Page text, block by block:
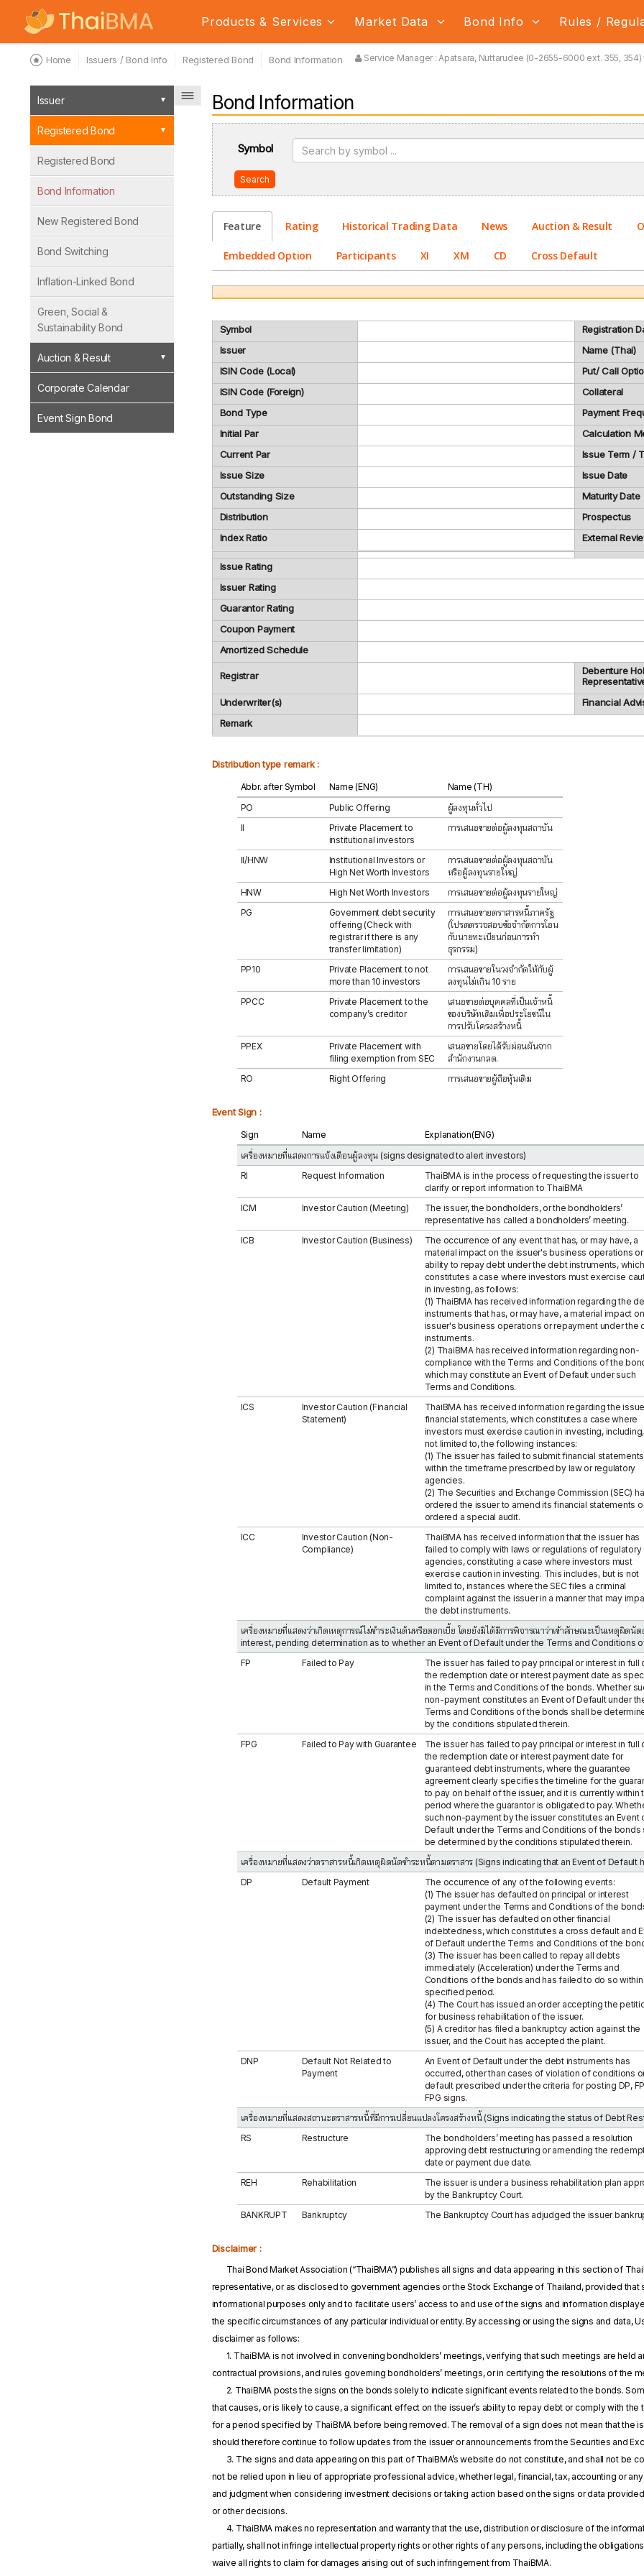
Products & Services Market Data Bond Info Rules /
Home Issuers / Bond Info Registered Bond Bond Information Service Manager : Apatsara, Nuttarudee (0-2655-6000 ext. 355,
Issuer
Registered Bond
Registered Bond
Bond Information
New Registered Bond
Bond Switching
Inflation-Linked Bond
Green, Social &
Sustainability Bond
Auction & Result
Corporate Calendar
Event Sign Bond
Bond Information
Symbol
Search
Feature Rating Historical Trading Data News Auction & Result
Embedded Option Participants XI XM CD Cross Default
Symbol
Registration
Issuer
Name (Thai)
ISIN Code (Local)
Put/ Call
ISIN Code (Foreign)
Collateral
Bond Type
Payment
Initial Par
Calculation
Current Par
Issue Term /
Issue Size
Issue Date
Outstanding Size
Maturity Date
Distribution
Prospectus
Index Ratio
External
Issue Rating
Issuer Rating
Guarantor Rating
Coupon Payment
Amortized Schedule
Registrar
Debenture
Underwriter(s)
Financial
Remark
Distribution type remark :
Abbr. after Symbol Name (ENG)
Name (TH)
PO
Public Offering
ผู้ลงทุนทั่วไป
II
Private Placement to
institutional investors
การเสนอขายต่อผู้ลงทุนสถาบัน
II/HNW
Institutional Investors or
High Net Worth Investors
การเสนอขายต่อผู้ลงทุนสถาบัน
หรือผู้ลงทุนรายใหญ่
HNW
High Net Worth Investors
การเสนอขายต่อผู้ลงทุนรายใหญ่
PG
Government debt security
offering (Check with
registrar if there is any
transfer limitation)
การเสนอขายตราสารหนี้ภาครัฐ
(โปรดตรวจสอบข้อจำกัดการโอน
กับนายทะเบียนก่อนการทำ
ธุรกรรม)
PP10
Private Placement to not
more than 10 investors
การเสนอขายในวงจำกัดให้กับผู้
ลงทุนไม่เกิน 10 ราย
PPCC
Private Placement to the
company’s creditor
เสนอขายต่อบุคคลที่เป็นเจ้าหนี้
ของบริษัทเดิมเพื่อประโยชน์ใน
การปรับโครงสร้างหนี้
PPEX
Private Placement with
filing exemption from SEC
เสนอขายโดยได้รับผ่อนผันจาก
สำนักงานกลต.
RO
Right Offering การเสนอขายผู้ถือหุ้นเดิม
Event Sign :
Sign Name Explanation(ENG)
เครื่องหมายที่แสดงการแจ้งเตือนผู้ลงทุน (signs designated to alert investors)
RI
Request Information
ThaiBMA is in the process of requesting the issuer to
clarify or report information to ThaiBMA
ICM
Investor Caution (Meeting)
The issuer, the bondholders, or the bondholders’
representative has called a bondholders’ meeting.
ICB Investor Caution (Business)
The occurrence of any event that has, or may have, a
material impact on the issuer's business operations
ability to repay debt under the debt instruments, which
constitutes a case where investors must exercise
in investing, as follows:
(1) ThaiBMA has received information regarding the
instruments that has, or may have, a material impact
issuer's business operations or repayment under the
instruments.
(2) ThaiBMA has received information regarding non-
compliance with the Terms and Conditions of the
which may constitute an Event of Default under such
Terms and Conditions.
ICS
Investor Caution (Financial
Statement)
ThaiBMA has received information regarding the
financial statements, which constitutes a case where
investors must exercise caution in investing,
not limited to, the following instances:
(1) The issuer has failed to submit financial statements
within the timeframe prescribed by law or regulatory
agencies.
(2) The Securities and Exchange Commission (SEC)
ordered the issuer to amend its financial statements
ordered a special audit.
ICC
Investor Caution (Non-
Compliance)
ThaiBMA has received information that the issuer has
failed to comply with laws or regulations of regulatory
agencies, constituting a case where investors must
exercise caution in investing. This includes, but is not
limited to, instances where the SEC files a criminal
complaint against the issuer in a manner that may
the debt instruments.
เครื่องหมายที่แสดงว่าเกิดเหตุการณ์ไม่ชำระเงินต้นหรือดอกเบี้ย โดยยังมิได้มีการพิจารณาว่าเข้าลักษณะเป็นเหตุ
interest, pending determination as to whether an Event of Default under the Terms and Conditions
FP
Failed to Pay
The issuer has failed to pay principal or interest in full
the redemption date or interest payment date as
in the Terms and Conditions of the bonds. Whether
non-payment constitutes an Event of Default under
Terms and Conditions of the bonds shall be
by the conditions stipulated therein.
FPG Failed to Pay with Guarantee
The issuer has failed to pay principal or interest in full
the redemption date or interest payment date for
guaranteed debt instruments, where the guarantee
agreement clearly specifies the timeline for the
to pay on behalf of the issuer, and it is currently within
period where the guarantor is obligated to pay.
such non-payment by the issuer constitutes an Event
Default under the Terms and Conditions of the bonds
be determined by the conditions stipulated therein.
เครื่องหมายที่แสดงว่าตราสารหนี้เกิดเหตุผิดนัดชำระหนี้ตามตราสาร (Signs indicating that an Event of Default
DP
Default Payment
The occurrence of any of the following events:
(1) The issuer has defaulted on principal or interest
payment under the Terms and Conditions of the
(2) The issuer has defaulted on other financial
indebtedness, which constitutes a cross default and
of Default under the Terms and Conditions of the
(3) The issuer has been called to repay all debts
immediately (Acceleration) under the Terms and
Conditions of the bonds and has failed to do so
specified period.
(4) The Court has issued an order accepting the
for business rehabilitation of the issuer.
(5) A creditor has filed a bankruptcy action against the
issuer, and the Court has accepted the plaint.
DNP
Default Not Related to
Payment
An Event of Default under the debt instruments has
occurred, other than cases of violation of conditions
default prescribed under the criteria for posting DP,
FPG signs.
เครื่องหมายที่แสดงสถานะตราสารหนี้ที่มีการเปลี่ยนแปลงโครงสร้างหนี้ (Signs indicating the status of Debt
RS
Restructure
The bondholders’ meeting has passed a resolution
approving debt restructuring or amending the
date or payment due date.
REH Rehabilitation
The issuer is under a business rehabilitation plan
by the Bankruptcy Court.
BANKRUPT
Bankruptcy The Bankruptcy Court has adjudged the issuer
Disclaimer :
Thai Bond Market Association (“ThaiBMA”) publishes all signs and data appearing in this section of
representative, or as disclosed to government agencies or the Stock Exchange of Thailand, provided
informational purposes only and to facilitate users’ access to and use of the signs and information
the specific circumstances of any particular individual or entity. By accessing or using the signs and data,
disclaimer as follows:
1. ThaiBMA is not involved in convening bondholders’ meetings, verifying that such meetings are
contractual provisions, and rules governing bondholders’ meetings, or in certifying the resolutions of the
2. ThaiBMA posts the signs on the bonds solely to indicate significant events related to the bonds.
that causes, or is likely to cause, a significant effect on the issuer’s ability to repay debt or comply with
for a period specified by ThaiBMA before being removed. The removal of a sign does not mean that the
should therefore continue to follow updates from the issuer or announcements from the Securities and
3. The signs and data appearing on this part of ThaiBMA’s website do not constitute, and shall not be
not be relied upon in lieu of appropriate professional advice, whether legal, financial, tax, accounting or
and judgment when considering investment decisions or taking action based on the signs or data
or other decisions.
4. ThaiBMA makes no representation and warranty that the use, distribution or disclosure of the
partially, shall not infringe intellectual property rights or other rights of any persons, including the
waive all rights to claim for damages arising out of such infringement from ThaiBMA.